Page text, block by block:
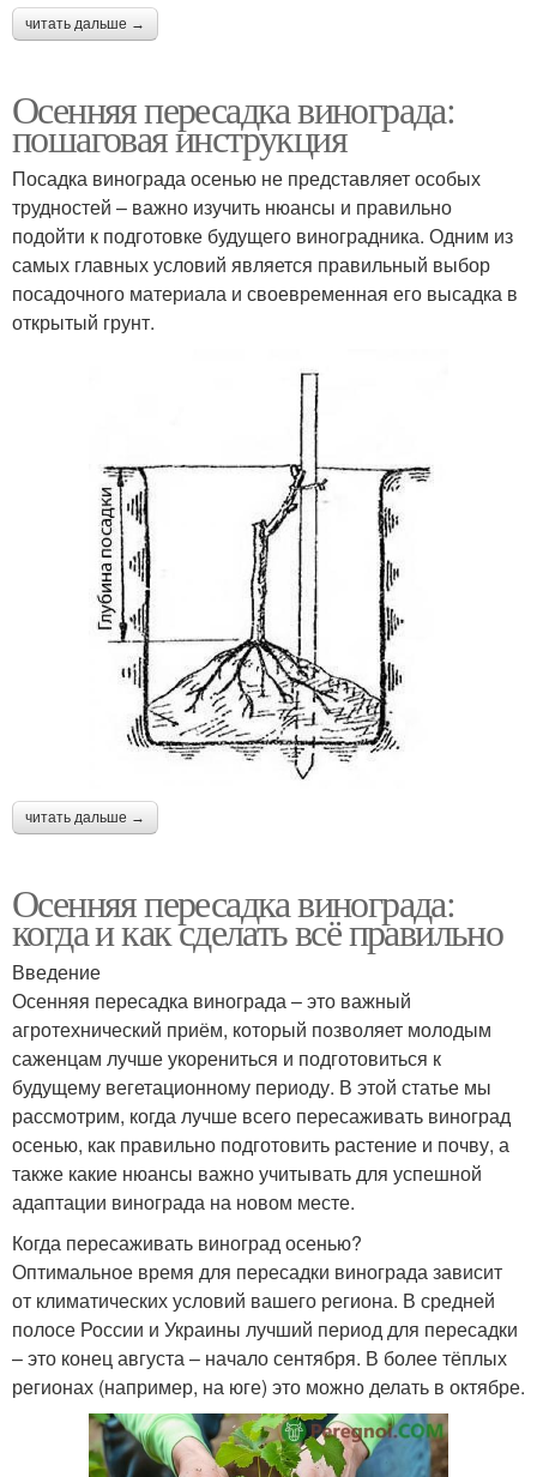
читать дальше →
Осенняя пересадка винограда:
пошаговая инструкция
Посадка винограда осенью не представляет особых
трудностей – важно изучить нюансы и правильно
подойти к подготовке будущего виноградника. Одним из
самых главных условий является правильный выбор
посадочного материала и своевременная его высадка в
открытый грунт.
читать дальше →
Осенняя пересадка винограда:
когда и как сделать всё правильно
Введение
Осенняя пересадка винограда – это важный
агротехнический приём, который позволяет молодым
саженцам лучше укорениться и подготовиться к
будущему вегетационному периоду. В этой статье мы
рассмотрим, когда лучше всего пересаживать виноград
осенью, как правильно подготовить растение и почву, а
также какие нюансы важно учитывать для успешной
адаптации винограда на новом месте.
Когда пересаживать виноград осенью?
Оптимальное время для пересадки винограда зависит
от климатических условий вашего региона. В средней
полосе России и Украины лучший период для пересадки
– это конец августа – начало сентября. В более тёплых
регионах (например, на юге) это можно делать в октябре.